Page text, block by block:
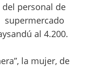
personal de
supermercado
al 4.200.
la mujer, de